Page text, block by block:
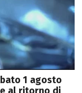
1 agosto
al ritorno di